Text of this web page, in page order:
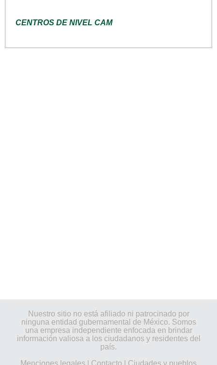
CENTROS DE NIVEL CAM
Nuestro sitio no está afiliado ni patrocinado por
ninguna entidad gubernamental de México. Somos
una empresa independiente enfocada en brindar
información valiosa a los ciudadanos y residentes del
país.